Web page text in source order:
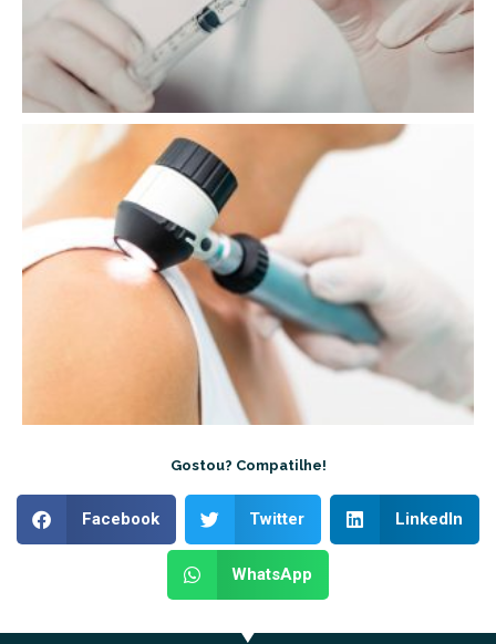
Gostou? Compatilhe!
Facebook Twitter LinkedIn
WhatsApp